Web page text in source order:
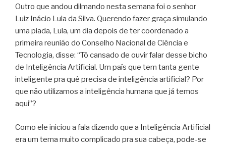
Outro que andou dilmando nesta semana foi o senhor
Luiz Inácio Lula da Silva. Querendo fazer graça simulando
uma piada, Lula, um dia depois de ter coordenado a
primeira reunião do Conselho Nacional de Ciência e
Tecnologia, disse: “Tô cansado de ouvir falar desse bicho
de Inteligência Artificial. Um país que tem tanta gente
inteligente pra quê precisa de inteligência artificial? Por
que não utilizamos a inteligência humana que já temos
aqui”?
Como ele iniciou a fala dizendo que a Inteligência Artificial
era um tema muito complicado pra sua cabeça, pode-se